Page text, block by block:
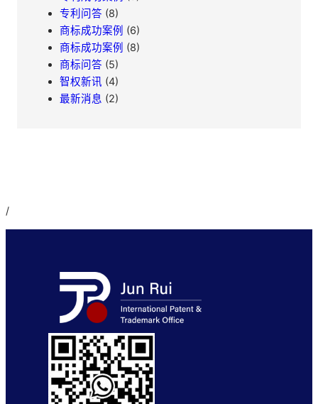
专利问答 (8)
商标成功案例 (6)
商标成功案例 (8)
商标问答 (5)
智权新讯 (4)
最新消息 (2)
/